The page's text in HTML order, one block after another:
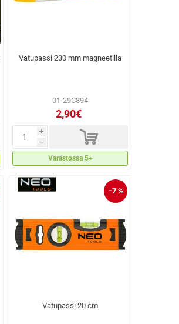
Vatupassi 230 mm magneetilla
01-29C894
2,90€
i
h d
Varastossa 5+
−7 %
Vatupassi 20 cm